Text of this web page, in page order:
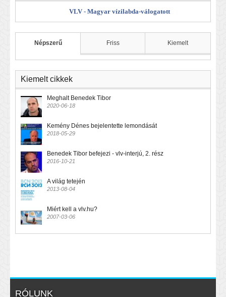
VLV - Magyar vízilabda-válogatott
Népszerű Friss Kiemelt
Kiemelt cikkek
Meghalt Benedek Tibor
2020-06-18
Kemény Dénes bejelentette lemondását
2018-05-29
Benedek Tibor befejezi - vlv-interjú, 2. rész
2016-10-21
A világ tetején
2013-08-04
Miért kell a vlv.hu?
2007-03-06
RÓLUNK